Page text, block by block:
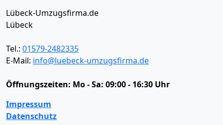
Lübeck-Umzugsfirma.de
Lübeck
Tel.: 01579-2482335
E-Mail: info@luebeck-umzugsfirma.de
Öffnungszeiten: Mo - Sa: 09:00 - 16:30 Uhr
Impressum
Datenschutz